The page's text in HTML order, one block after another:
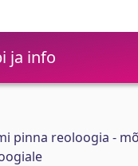
ja info
pinna reoloogia -